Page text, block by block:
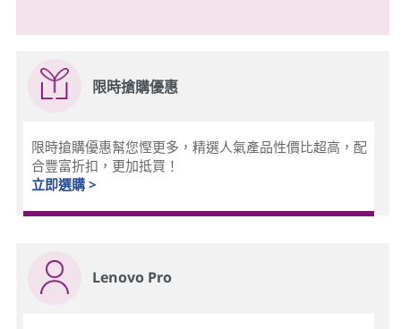
限時搶購優惠
限時搶購優惠幫您慳更多，精選人氣產品性價比超高，配
合豐富折扣，更加抵買！
立即選購 >
Lenovo Pro